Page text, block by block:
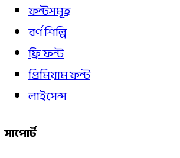
ফন্টসমূহ
বর্ণ শিল্পি
ফ্রি ফন্ট
প্রিমিয়াম ফন্ট
লাইসেন্স
সাপোর্ট